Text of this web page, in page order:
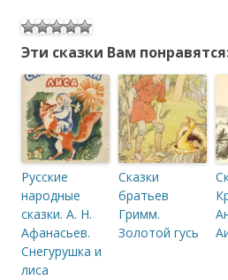
Эти сказки Вам
Русские
народные
сказки. А. Н.
Афанасьев.
Снегурушка и
лиса
Сказки
братьев
Гримм.
Золотой гусь